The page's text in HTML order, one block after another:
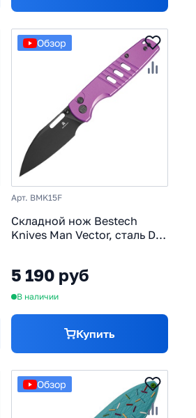
Обзор
Арт. BMK15F
Складной нож Bestech
Knives Man Vector, сталь D2,
5 190 руб
В наличии
Купить
Обзор